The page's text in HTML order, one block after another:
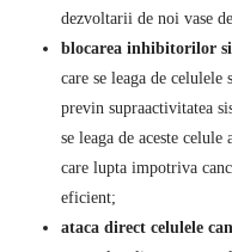
dezvoltarii de noi vase
blocarea inhibitorilor
care se leaga de
previn supraactivitatea
se leaga de aceste
care lupta impotriva
eficient;
ataca direct celulele